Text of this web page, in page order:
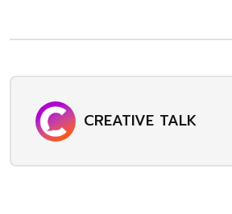
CREATIVE TALK